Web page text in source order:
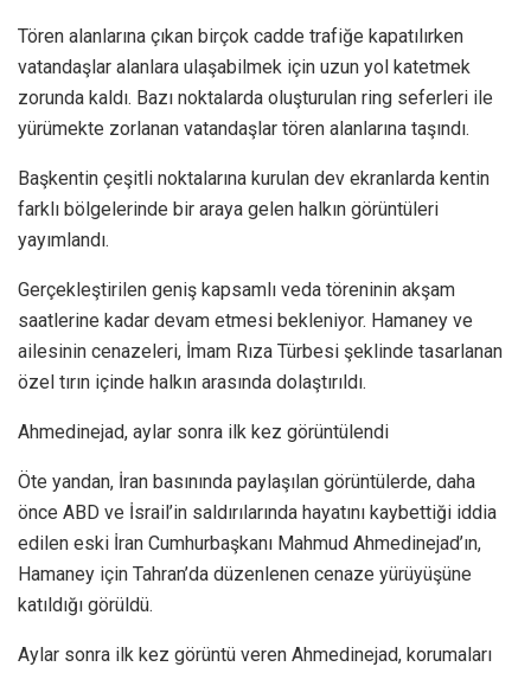
Tören alanlarına çıkan birçok cadde trafiğe kapatılırken
vatandaşlar alanlara ulaşabilmek için uzun yol katetmek
zorunda kaldı. Bazı noktalarda oluşturulan ring seferleri ile
yürümekte zorlanan vatandaşlar tören alanlarına taşındı.
Başkentin çeşitli noktalarına kurulan dev ekranlarda kentin
farklı bölgelerinde bir araya gelen halkın görüntüleri
yayımlandı.
Gerçekleştirilen geniş kapsamlı veda töreninin akşam
saatlerine kadar devam etmesi bekleniyor. Hamaney ve
ailesinin cenazeleri, İmam Rıza Türbesi şeklinde tasarlanan
özel tırın içinde halkın arasında dolaştırıldı.
Ahmedinejad, aylar sonra ilk kez görüntülendi
Öte yandan, İran basınında paylaşılan görüntülerde, daha
önce ABD ve İsrail’in saldırılarında hayatını kaybettiği iddia
edilen eski İran Cumhurbaşkanı Mahmud Ahmedinejad’ın,
Hamaney için Tahran’da düzenlenen cenaze yürüyüşüne
katıldığı görüldü.
Aylar sonra ilk kez görüntü veren Ahmedinejad, korumaları